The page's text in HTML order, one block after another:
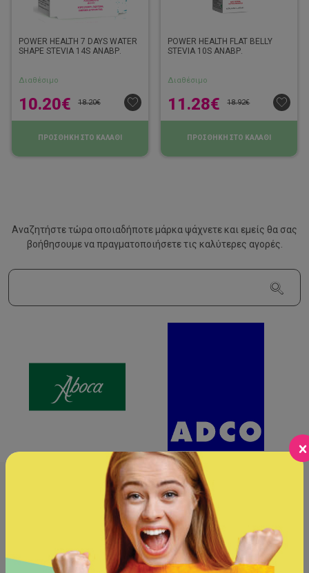
POWER HEALTH 7 DAYS WATER
SHAPE STEVIA 14S ΑΝΑΒΡ.
Διαθέσιμο
18.20€
10.20€
ΠΡΟΣΘΗΚΗ ΣΤΟ ΚΑΛΑΘΙ
POWER HEALTH FLAT BELLY
STEVIA 10S ΑΝΑΒΡ.
Διαθέσιμο
18.92€
11.28€
ΠΡΟΣΘΗΚΗ ΣΤΟ ΚΑΛΑΘΙ
Αναζητήστε τώρα οποιαδήποτε μάρκα ψάχνετε και εμείς θα σας
βοήθησουμε να πραγματοποιήσετε τις καλύτερες αγορές.
My Daily Instagram
Aκολούθησε μας στο προφίλ μας στο instagram και
ενημερώσου ανά πάσα στιγμή για νέα προϊόντα.